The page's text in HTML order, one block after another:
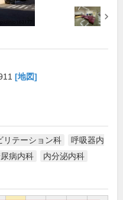
[地図]
リテーション科
呼吸器内
病内科 内分泌内科